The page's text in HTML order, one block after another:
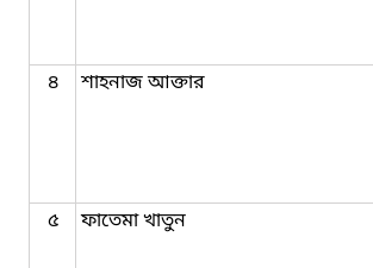
৪ শাহনাজ আক্তার
৫ ফাতেমা খাতুন